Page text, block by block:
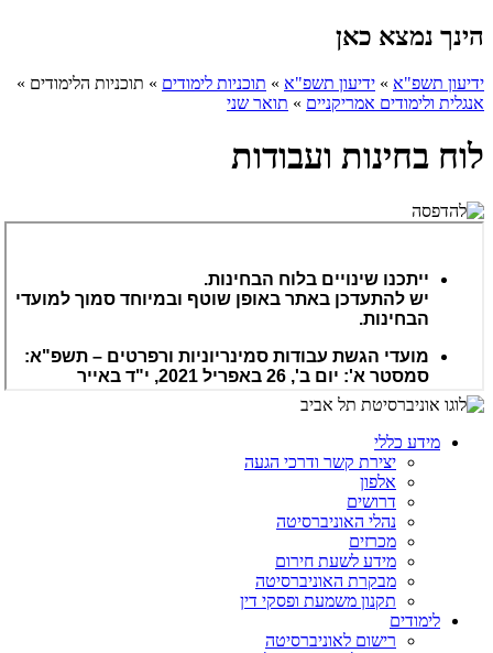
הינך נמצא כאן
ידיעון תשפ"א » ידיעון תשפ"א » תוכניות לימודים » תוכניות הלימודים »
אנגלית ולימודים אמריקניים » תואר שני
לוח בחינות ועבודות
מידע כללי
יצירת קשר ודרכי הגעה
אלפון
דרושים
נהלי האוניברסיטה
מכרזים
מידע לשעת חירום
מבקרת האוניברסיטה
תקנון משמעת ופסקי דין
לימודים
רישום לאוניברסיטה